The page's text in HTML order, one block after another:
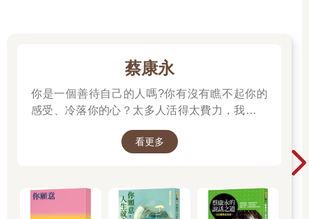
某天，我發現衣櫃裡已經沒有一條穿起來舒適的褲子，促使我第
一次下定決心減肥。當然，我所謂的「減肥」，並非只是少吃
一、兩口飯，或者在睡前做幾分鐘伸展操而已。我戒掉長久以來
步。只要晚上沒有聚會，我就用沙拉當晚餐；肚子餓得咕嚕咕嚕
時，我會用白開水來安撫躁動的腸胃，把飢餓感視為一種榮耀。
就是福」，香甜的飲料、入口即化的巧克力、酥脆可口的餅
乾……這些全都是我的快樂泉源。不過，當我嚴格控制飲食一週
蔡康永
你是一個善待自己的人嗎?你有沒有瞧不起你的
感受、冷落你的心？太多人活得太費力，我想為
舒服、也更滿足的方法。所以我寫了這本書。
看更多